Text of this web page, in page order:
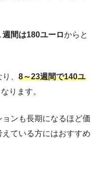
週間は180ユーロからと
、 8～23週間で140ユ
ります。
ンも長期になるほど価
ている方にはおすすめ